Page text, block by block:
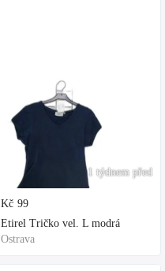
1 týdnem před
Kč 99
Etirel Tričko vel. L modrá
Ostrava